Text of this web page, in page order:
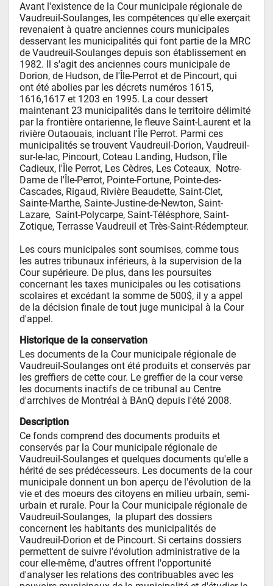
Avant l'existence de la Cour municipale régionale de
Vaudreuil-Soulanges, les compétences qu'elle exerçait
revenaient à quatre anciennes cours municipales
desservant les municipalités qui font partie de la MRC
de Vaudreuil-Soulanges depuis son établissement en
1982. Il s'agit des anciennes cours municipale de
Dorion, de Hudson, de l'Île-Perrot et de Pincourt, qui
ont été abolies par les décrets numéros 1615,
1616,1617 et 1203 en 1995. La cour dessert
maintenant 23 municipalités dans le territoire délimité
par la frontière ontarienne, le fleuve Saint-Laurent et la
rivière Outaouais, incluant l'Île Perrot. Parmi ces
municipalités se trouvent Vaudreuil-Dorion, Vaudreuil-
sur-le-lac, Pincourt, Coteau Landing, Hudson, l'Île
Cadieux, l'Île Perrot, Les Cèdres, Les Coteaux,  Notre-
Dame de l'Île-Perrot, Pointe-Fortune, Pointe-des-
Cascades, Rigaud, Rivière Beaudette, Saint-Clet,
Sainte-Marthe, Sainte-Justine-de-Newton, Saint-
Lazare,  Saint-Polycarpe, Saint-Télésphore, Saint-
Zotique, Terrasse Vaudreuil et Très-Saint-Rédempteur.
Les cours municipales sont soumises, comme tous
les autres tribunaux inférieurs, à la supervision de la
Cour supérieure. De plus, dans les poursuites
concernant les taxes municipales ou les cotisations
scolaires et excédant la somme de 500$, il y a appel
de la décision finale de tout juge municipal à la Cour
d'appel.
Historique de la conservation
Les documents de la Cour municipale régionale de
Vaudreuil-Soulanges ont été produits et conservés par
les greffiers de cette cour. Le greffier de la cour verse
les documents inactifs de ce tribunal au Centre
d'arrchives de Montréal à BAnQ depuis l'été 2008.
Description
Ce fonds comprend des documents produits et
conservés par la Cour municipale régionale de
Vaudreuil-Soulanges et quelques documents qu'elle a
hérité de ses prédécesseurs. Les documents de la cour
municipale donnent un bon aperçu de l'évolution de la
vie et des moeurs des citoyens en milieu urbain, semi-
urbain et rurale. Pour la Cour municipale régionale de
Vaudreuil-Soulanges,  la plupart des dossiers
concernent les habitants des municipalités de
Vaudreuil-Dorion et de Pincourt. Si certains dossiers
permettent de suivre l'évolution administrative de la
cour elle-même, d'autres offrent l'opportunité
d'analyser les relations des contribuables avec les